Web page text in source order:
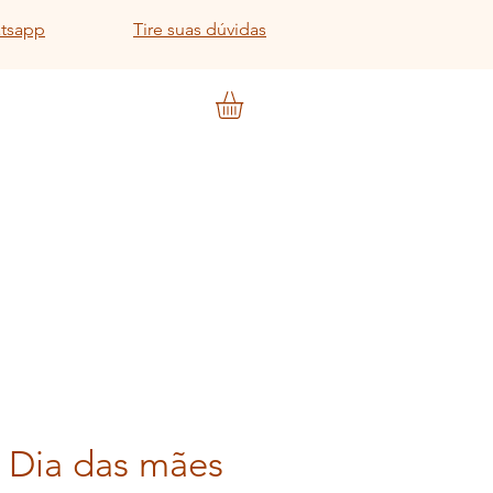
Tire suas dúvidas
das mães